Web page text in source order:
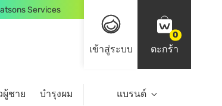
Services
เข้าสู่ระบบ
0
ตะกร้า
ชาย บำรุงผม ไลฟ์สไตล์ Top Brands
แบรนด์